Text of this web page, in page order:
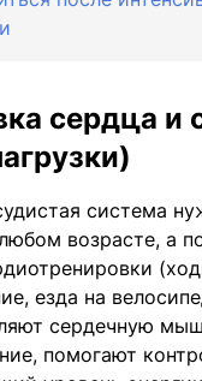
сердца и
система
возрасте, а
езда на
сердечную
помогают